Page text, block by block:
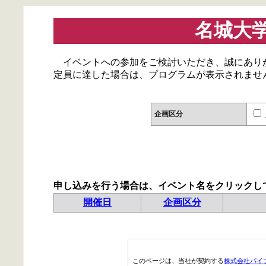
名城大
イベントへの参加をご検討いただき、誠にあ
定員に達した場合は、プログラムが表示されませ
企画区分
申し込みを行う場合は、イベント名をクリックし
開催日
企画区分
このページは、当社が契約する株式会社パイ